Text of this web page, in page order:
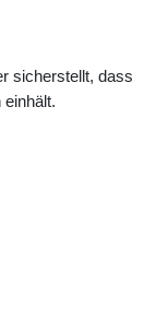
sicherstellt, dass